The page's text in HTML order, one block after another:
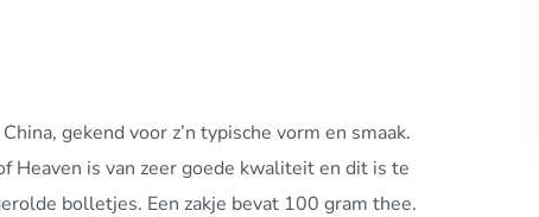
gekend voor z’n typische vorm en smaak.
Heaven is van zeer goede kwaliteit en dit is te
bolletjes. Een zakje bevat 100 gram thee.